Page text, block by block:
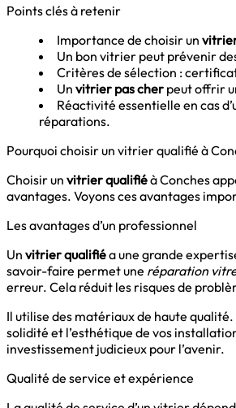
Points clés à retenir
Importance de choisir un
Un bon vitrier peut prévenir
Critères de sélection :
Un vitrier pas cher peut offrir
Réactivité essentielle en cas
réparations.
Pourquoi choisir un vitrier qualifié à
Choisir un vitrier qualifiéà Conches
avantages. Voyons ces avantages
Les avantages d’un professionnel
Un vitrier qualifiéa une grande
savoir-faire permet une réparation
erreur. Cela réduit les risques de
Il utilise des matériaux de haute qualité.
solidité et l’esthétique de vos
investissement judicieux pour l’avenir.
Qualité de service et expérience